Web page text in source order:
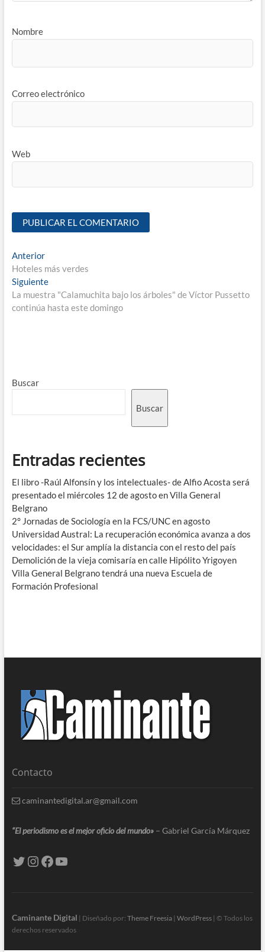
Nombre
Correo electrónico
Web
Anterior
Hoteles más verdes
Siguiente
La muestra "Calamuchita bajo los árboles" de Víctor Pussetto
continúa hasta este domingo
Buscar
Buscar
Entradas recientes
El libro -Raúl Alfonsín y los intelectuales- de Alfio Acosta será
presentado el miércoles 12 de agosto en Villa General
Belgrano
2° Jornadas de Sociología en la FCS/UNC en agosto
Universidad Austral: La recuperación económica avanza a dos
velocidades: el Sur amplía la distancia con el resto del país
Demolición de la vieja comisaría en calle Hipólito Yrigoyen
Villa General Belgrano tendrá una nueva Escuela de
Formación Profesional
Contacto
caminantedigital.ar@gmail.com
“El periodismo es el mejor oficio del mundo» – Gabriel García Márquez
Caminante Digital | Diseñado por: Theme Freesia| WordPress| © Todos los
derechos reservados